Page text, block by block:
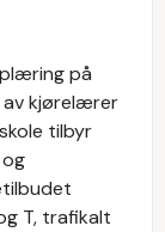
på
av kjørelærer
tilbyr
T, trafikalt